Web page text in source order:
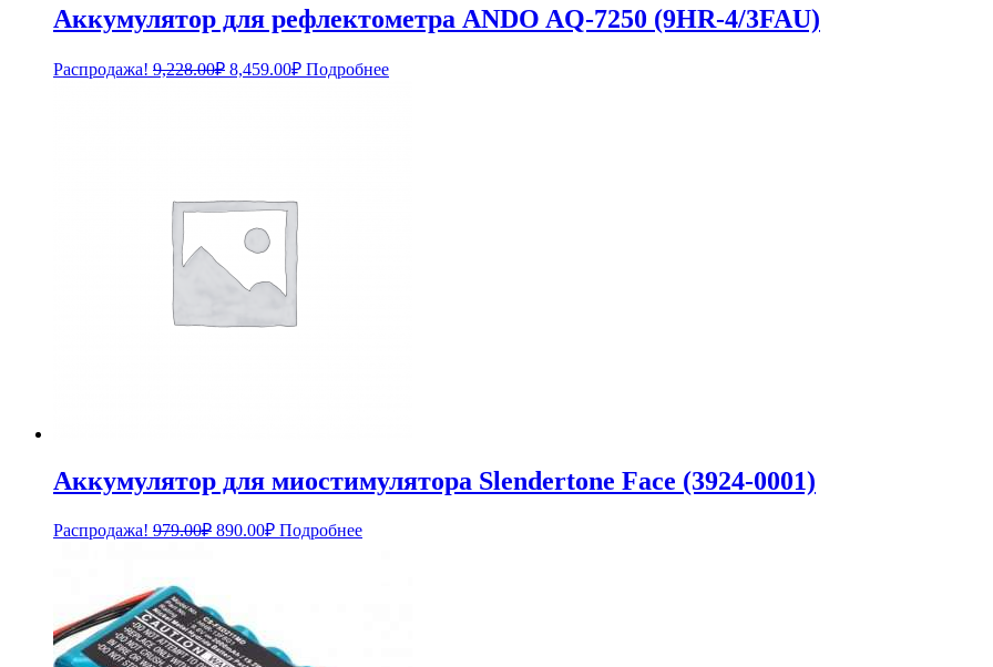
Аккумулятор для рефлектометра ANDO AQ-7250 (9HR-4/3FAU)
Распродажа! 9,228.00₽ Первоначальная
8,459.00₽Текущая
цена:
Подробнее
Аккумулятор для миостимулятора Slendertone Face (3924-0001)
Распродажа! 979.00₽ Первоначальная
890.00₽Текущая
Подробнее